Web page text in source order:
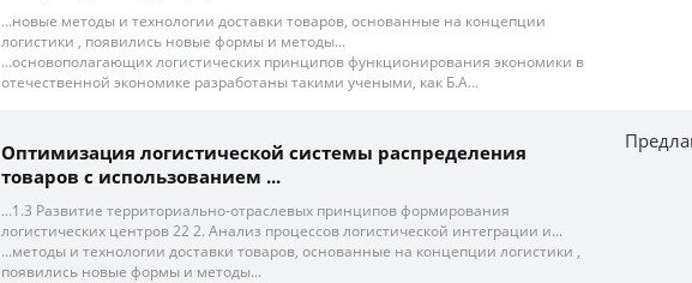
...новые методы и технологии доставки товаров, основанные на концепции
логистики , появились новые формы и методы...
...основополагающих логистических принципов функционирования экономики в
отечественной экономике разработаны такими учеными, как Б.А...
Оптимизация логистической системы распределения
товаров с использованием ...
...1.3 Развитие территориально-отраслевых принципов формирования
логистических центров 22 2. Анализ процессов логистической интеграции и...
...методы и технологии доставки товаров, основанные на концепции логистики ,
появились новые формы и методы...